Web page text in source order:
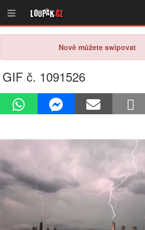
Loupak.cz
Nově můžete swipovat
GIF č. 1091526